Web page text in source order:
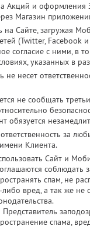
Акций и оформления
Магазин
на Сайте, загружая
(Twitter, Facebook
согласие с ними, в
указанных в
не несет
не сообщать
обязуется
за
Клиента.
Сайт и
спам, не
либо вред, а так же
Представитель
спама,